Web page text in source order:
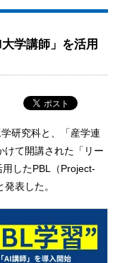
学講師」を活用
研究科と、「産学連
けて開講された「リー
したPBL（Project-
表した。